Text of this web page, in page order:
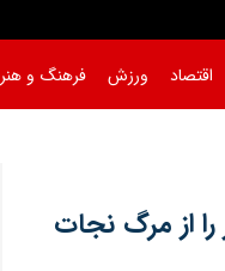
اقتصاد ورزش فرهنگ و هنر
۱۵ ساله مراغه‌ای، ۳ بیمار را از مرگ نجات